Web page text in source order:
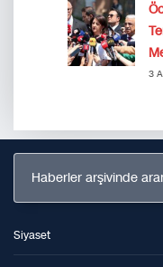
3
Haberler arşivinde
Siyaset